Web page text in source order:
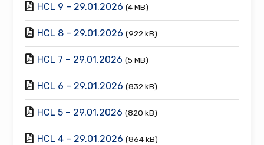
HCL 9 – 29.01.2026 (4 MB)
HCL 8 – 29.01.2026 (922 kB)
HCL 7 – 29.01.2026 (5 MB)
HCL 6 – 29.01.2026 (832 kB)
HCL 5 – 29.01.2026 (820 kB)
HCL 4 – 29.01.2026 (864 kB)